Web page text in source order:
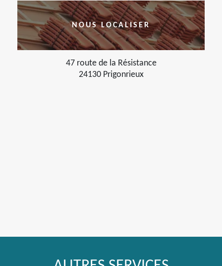
NOUS LOCALISER
47 route de la Résistance
24130 Prigonrieux